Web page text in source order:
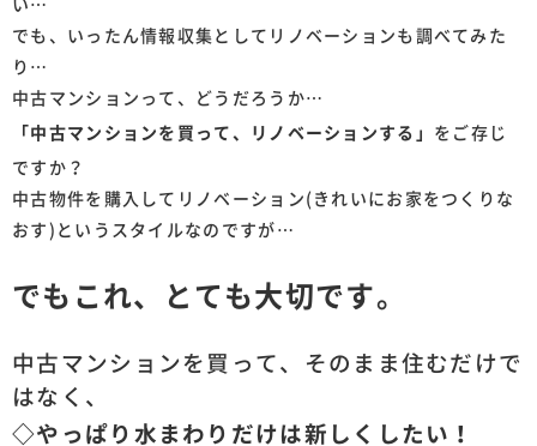
い…
でも、いったん情報収集としてリノベーションも調べてみた
り…
中古マンションって、どうだろうか…
「中古マンションを買って、リノベーションする」 をご存じ
ですか？
中古物件を購入してリノベーション(きれいにお家をつくりな
おす)というスタイルなのですが…
でもこれ、とても大切です。
中古マンションを買って、そのまま住むだけで
はなく、
◇やっぱり水まわりだけは新しくしたい！